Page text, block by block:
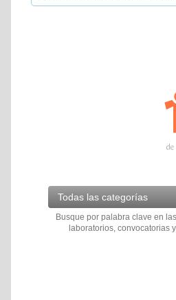
Todas las categorías
Busque por palabra clave en
laboratorios, convocatorias